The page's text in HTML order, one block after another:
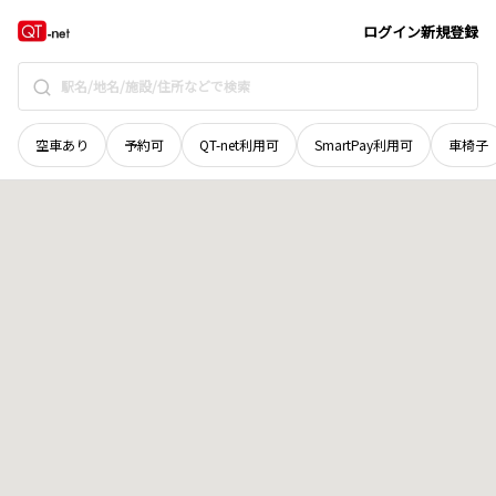
ログイン新規登録
空車あり 予約可 QT-net利用可 SmartPay利用可 車椅子
長野県